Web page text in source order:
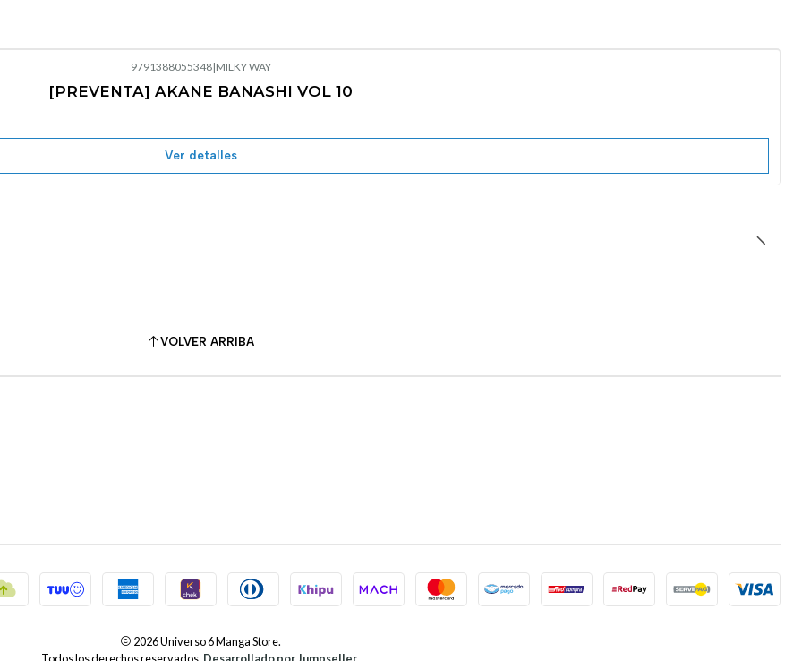
9791388055348|MILKY WAY
[PREVENTA] AKANE BANASHI VOL 10
Ver detalles
VOLVER ARRIBA
2026 Universo 6 Manga Store.
Todos los derechos reservados. Desarrollado por Jumpseller.